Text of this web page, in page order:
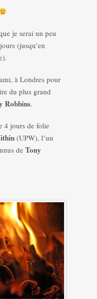
je serai un peu
(jusqu’en
à Londres pour
du plus grand
Robbins.
4 jours de folie
(UPW), l’un
de Tony